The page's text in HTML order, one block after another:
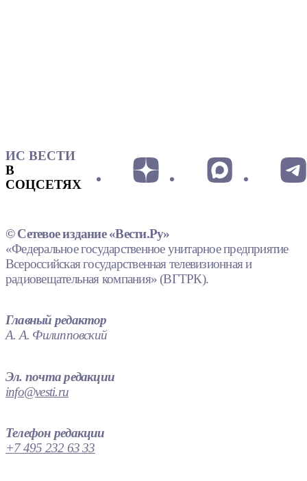
ИС ВЕСТИ
В
СОЦСЕТЯХ
© Сетевое издание «Вести.Ру»
«Федеральное государственное унитарное предприятие
Всероссийская государственная телевизионная и
радиовещательная компания» (ВГТРК).
Главный редактор
А. А. Филипповский
Эл. почта редакции
info@vesti.ru
Телефон редакции
+7 495 232 63 33